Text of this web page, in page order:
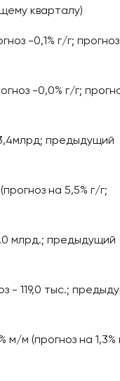
кварталу)
-0,1% г/г; прогноз
-0,0% г/г;
предыдущий
на 5,5% г/г;
млрд.; предыдущий
- 119,0 тыс.;
м/м (прогноз на